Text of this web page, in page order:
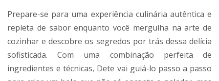
Prepare-se para uma experiência culinária autêntica e
repleta de sabor enquanto você mergulha na arte de
cozinhar e descobre os segredos por trás dessa delícia
sofisticada. Com uma combinação perfeita de
ingredientes e técnicas, Dete vai guiá-lo passo a passo